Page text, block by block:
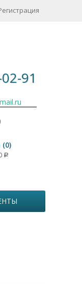
91
(0)
Р